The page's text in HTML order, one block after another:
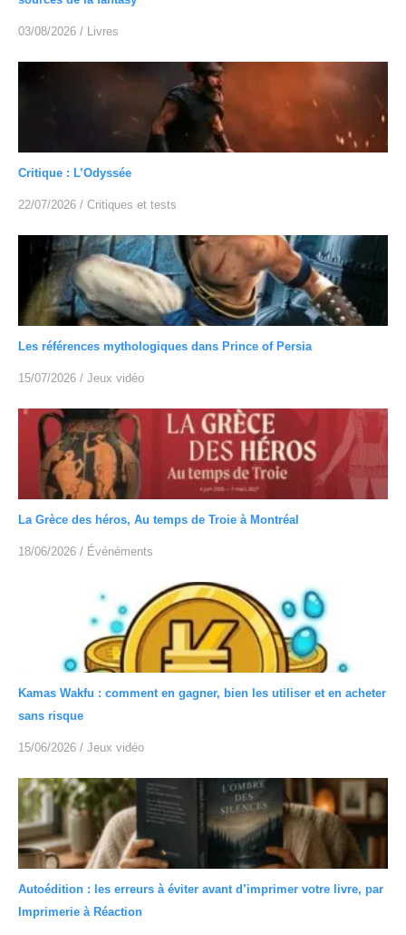
03/08/2026 / Livres
Critique : L’Odyssée
22/07/2026 / Critiques et tests
Les références mythologiques dans Prince of Persia
15/07/2026 / Jeux vidéo
La Grèce des héros, Au temps de Troie à Montréal
18/06/2026 / Événéments
Kamas Wakfu : comment en gagner, bien les utiliser et en acheter
sans risque
15/06/2026 / Jeux vidéo
Autoédition : les erreurs à éviter avant d’imprimer votre livre, par
Imprimerie à Réaction